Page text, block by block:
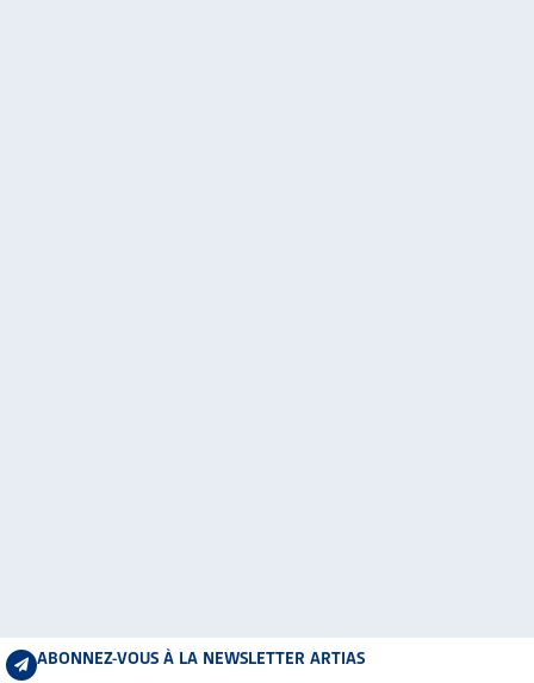
ABONNEZ-VOUS À LA NEWSLETTER ARTIAS